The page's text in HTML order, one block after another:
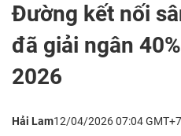
Đường kết nối
đã giải ngân
2026
Hải Lam12/04/2026 07:04 GMT+7